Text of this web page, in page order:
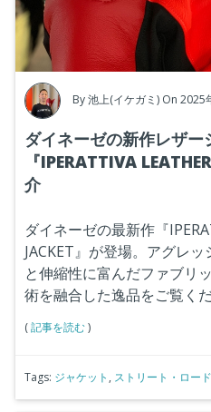
By池上(イケガミ) On 2025
ダイネーゼの新作レザー
『IPERATTIVA
介
ダイネーゼの最新作『
JACKET』が登場。アグレ
と伸縮性に富んだファブリ
術を融合した逸品をご覧くだ
(記事を読む)
Tags: ジャケット , ストリート・ロード